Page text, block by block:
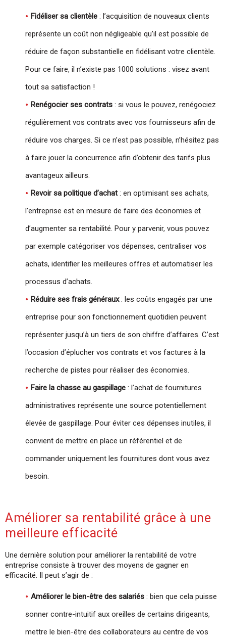
Fidéliser sa clientèle : l’acquisition de nouveaux clients
représente un coût non négligeable qu’il est possible de
réduire de façon substantielle en fidélisant votre clientèle.
Pour ce faire, il n’existe pas 1000 solutions : visez avant
tout sa satisfaction !
Renégocier ses contrats : si vous le pouvez, renégociez
régulièrement vos contrats avec vos fournisseurs afin de
réduire vos charges. Si ce n’est pas possible, n’hésitez pas
à faire jouer la concurrence afin d’obtenir des tarifs plus
avantageux ailleurs.
Revoir sa politique d’achat: en optimisant ses achats,
l’entreprise est en mesure de faire des économies et
d’augmenter sa rentabilité. Pour y parvenir, vous pouvez
par exemple catégoriser vos dépenses, centraliser vos
achats, identifier les meilleures offres et automatiser les
processus d’achats.
Réduire ses frais généraux: les coûts engagés par une
entreprise pour son fonctionnement quotidien peuvent
représenter jusqu’à un tiers de son chiffre d’affaires. C’est
l’occasion d’éplucher vos contrats et vos factures à la
recherche de pistes pour réaliser des économies.
Faire la chasse au gaspillage : l’achat de fournitures
administratives représente une source potentiellement
élevée de gaspillage. Pour éviter ces dépenses inutiles, il
convient de mettre en place un référentiel et de
commander uniquement les fournitures dont vous avez
besoin.
Améliorer sa rentabilité grâce à une
meilleure efficacité
Une dernière solution pour améliorer la rentabilité de votre
entreprise consiste à trouver des moyens de gagner en
efficacité. Il peut s’agir de :
Améliorer le bien-être des salariés : bien que cela puisse
sonner contre-intuitif aux oreilles de certains dirigeants,
mettre le bien-être des collaborateurs au centre de vos